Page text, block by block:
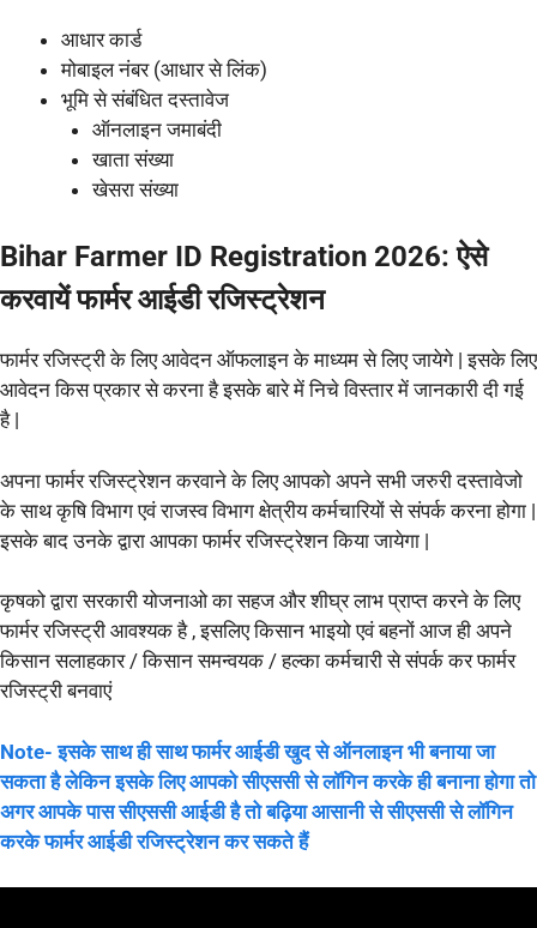
आधार कार्ड
मोबाइल नंबर (आधार से लिंक)
भूमि से संबंधित दस्तावेज
ऑनलाइन जमाबंदी
खाता संख्या
खेसरा संख्या
Bihar Farmer ID Registration 2026: ऐसे
करवायें फार्मर आईडी रजिस्ट्रेशन
फार्मर रजिस्ट्री के लिए आवेदन ऑफलाइन के माध्यम से लिए जायेगे | इसके लिए
आवेदन किस प्रकार से करना है इसके बारे में निचे विस्तार में जानकारी दी गई
है |
अपना फार्मर रजिस्ट्रेशन करवाने के लिए आपको अपने सभी जरुरी दस्तावेजो
के साथ कृषि विभाग एवं राजस्व विभाग क्षेत्रीय कर्मचारियों से संपर्क करना होगा |
इसके बाद उनके द्वारा आपका फार्मर रजिस्ट्रेशन किया जायेगा |
कृषको द्वारा सरकारी योजनाओ का सहज और शीघ्र लाभ प्राप्त करने के लिए
फार्मर रजिस्ट्री आवश्यक है , इसलिए किसान भाइयो एवं बहनों आज ही अपने
किसान सलाहकार / किसान समन्वयक / हल्का कर्मचारी से संपर्क कर फार्मर
रजिस्ट्री बनवाएं
Note- इसके साथ ही साथ फार्मर आईडी खुद से ऑनलाइन भी बनाया जा
सकता है लेकिन इसके लिए आपको सीएससी से लॉगिन करके ही बनाना होगा तो
अगर आपके पास सीएससी आईडी है तो बढ़िया आसानी से सीएससी से लॉगिन
करके फार्मर आईडी रजिस्ट्रेशन कर सकते हैं